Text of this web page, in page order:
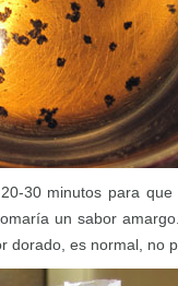
30 minutos para
un sabor
dorado, es normal, no